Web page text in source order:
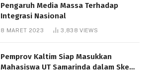
Pengaruh Media Massa Terhadap
Integrasi Nasional
8 MARET 2023 3,838VIEWS
Pemprov Kaltim Siap Masukkan
Mahasiswa UT Samarinda dalam Skema